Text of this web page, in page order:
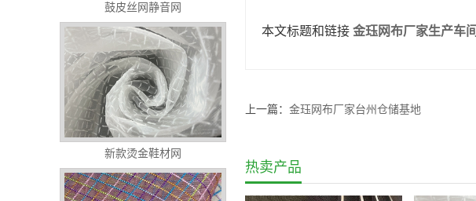
鼓皮丝网静音网
新款烫金鞋材网
本文标题和链接 金珏网布厂家生产车间
上一篇： 金珏网布厂家台州仓储基地
热卖产品